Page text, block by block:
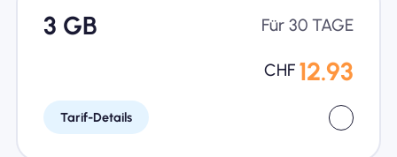
3 GB Für 30 TAGE
CHF 12.93
Tarif-Details